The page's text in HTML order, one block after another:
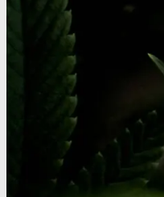
MDMA
MDMA renhedstest
Ecstasy
Ecstasy renhedstest